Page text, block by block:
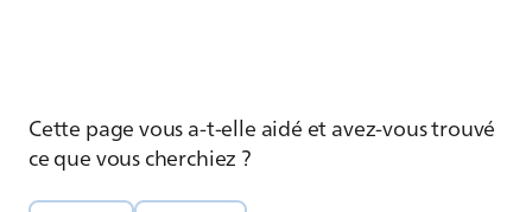
Cette page vous a-t-elle aidé et avez-vous trouvé
ce que vous cherchiez ?